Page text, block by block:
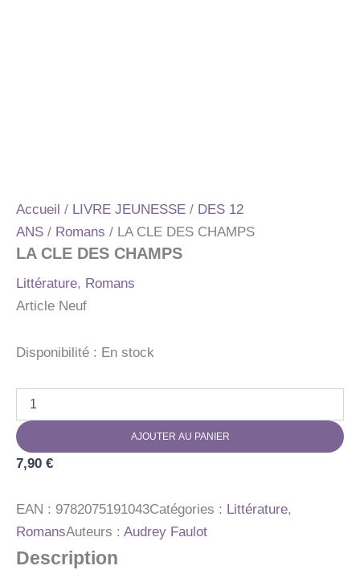
Accueil / LIVRE JEUNESSE / DES 12
ANS / Romans / LA CLE DES CHAMPS
LA CLE DES CHAMPS
Littérature, Romans
Article Neuf
Disponibilité : En stock
LA
CLE
DES
AJOUTER AU PANIER
7,90 €
EAN : 9782075191043Catégories : Littérature,
RomansAuteurs : Audrey Faulot
Description